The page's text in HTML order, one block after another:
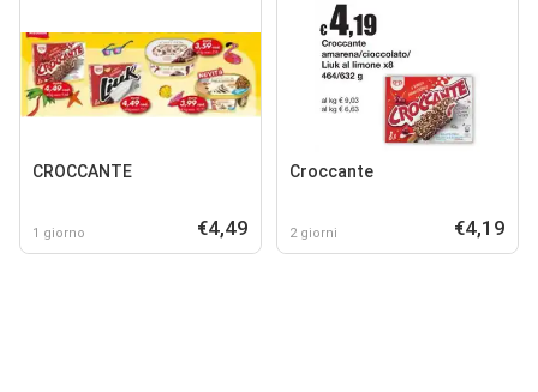
CROCCANTE
1 giorno €4,49
Croccante
2 giorni €4,19